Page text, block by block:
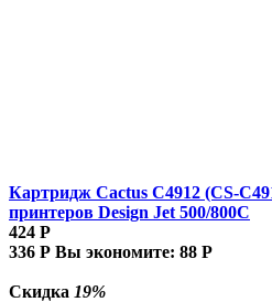
Картридж Cactus C4912 (CS-
принтеров Design Jet 500/800C
424 Р
336 Р Вы экономите: 88 Р
Скидка 19%